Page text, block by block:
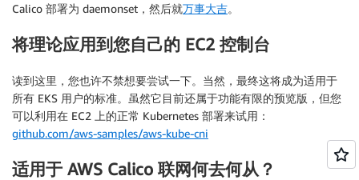
Calico 部署为 daemonset，然后就万事大吉。
将理论应用到您自己的 EC2 控制台
读到这里，您也许不禁想要尝试一下。当然，最终这将成为适用于
所有 EKS 用户的标准。虽然它目前还属于功能有限的预览版，但您
可以利用在 EC2 上的正常 Kubernetes 部署来试用：
github.com/aws-samples/aws-kube-cni
适用于 AWS Calico 联网何去何从？